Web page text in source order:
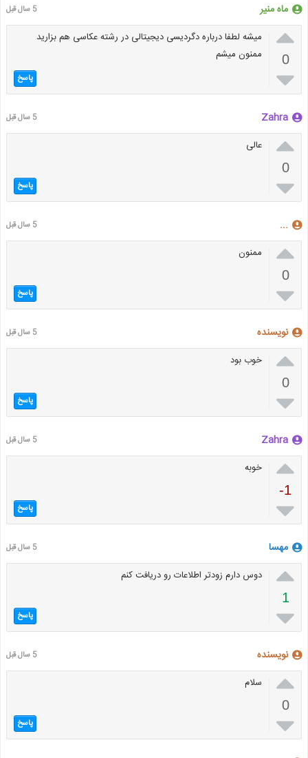
ماه منیر 5 سال قبل

0

میشه لطفا درباره دگردیسی دیجیتالی در رشته عکاسی هم بزارید
ممنون میشم
پاسخ
Zahra 5 سال قبل

0

عالی
پاسخ
... 5 سال قبل

0

ممنون
پاسخ
نویسنده 5 سال قبل

0

خوب بود
پاسخ
Zahra 5 سال قبل

-1

خوبه
پاسخ
مهسا 5 سال قبل

1

دوس دارم زودتر اطلاعات رو دریافت کنم
پاسخ
نویسنده 5 سال قبل

0

سلام
پاسخ